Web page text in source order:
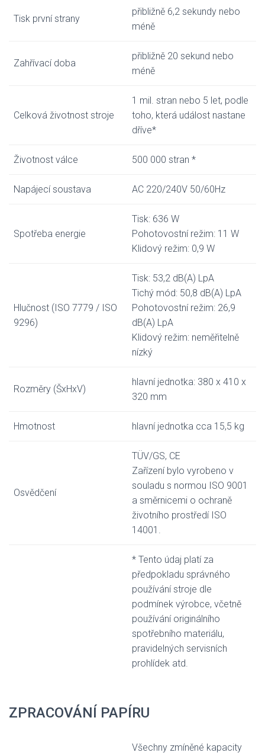
Tisk první strany
přibližně 6,2 sekundy nebo
méně
Zahřívací doba
přibližně 20 sekund nebo
méně
Celková životnost stroje
1 mil. stran nebo 5 let, podle
toho, která událost nastane
dříve*
Životnost válce 500 000 stran *
Napájecí soustava AC 220/240V 50/60Hz
Spotřeba energie
Tisk: 636 W
Pohotovostní režim: 11 W
Klidový režim: 0,9 W
Hlučnost (ISO 7779 / ISO
9296)
Tisk: 53,2 dB(A) LpA
Tichý mód: 50,8 dB(A) LpA
Pohotovostní režim: 26,9
dB(A) LpA
Klidový režim: neměřitelně
nízký
Rozměry (ŠxHxV)
hlavní jednotka: 380 x 410 x
320 mm
Hmotnost hlavní jednotka cca 15,5 kg
Osvědčení
TÜV/GS, CE
Zařízení bylo vyrobeno v
souladu s normou ISO 9001
a směrnicemi o ochraně
životního prostředí ISO
14001.
* Tento údaj platí za
předpokladu správného
používání stroje dle
podmínek výrobce, včetně
používání originálního
spotřebního materiálu,
pravidelných servisních
prohlídek atd.
ZPRACOVÁNÍ PAPÍRU
Všechny zmíněné kapacity